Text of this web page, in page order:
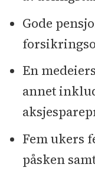
Gode
En
annet
Fem ukers
påsken